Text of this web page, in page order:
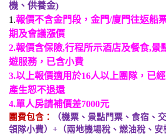
機、供養金)
1.報價不含金門段，金門/廈門往返船
期及會議漲價
2.報價含保險,行程所示酒店及餐食,景
遊服務，已含小費
3.以上報價適用於16人以上團隊，已
產生恕不退還
4.單人房請補價差7000元
團費包含： （機票、景點門票、食宿、
領隊小費）+ （兩地機場稅、燃油稅、安